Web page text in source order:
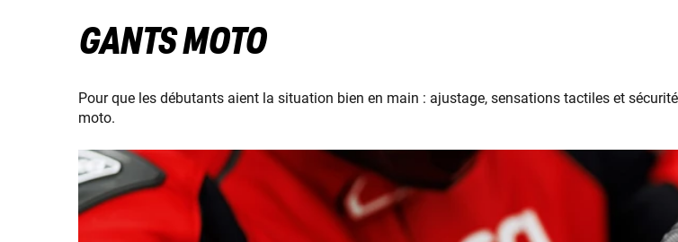
GANTS MOTO
Pour que les débutants aient la situation bien en main : ajustage, sensations tactiles et
moto.